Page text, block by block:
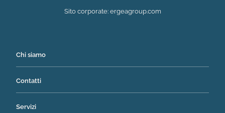
Sito corporate: ergeagroup.com(si apre in una nuova
Chi siamo
Contatti
Servizi